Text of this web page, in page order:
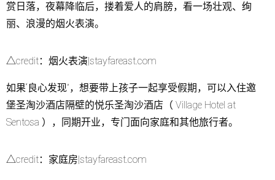
赏日落，夜幕降临后，搂着爱人的肩膀，看一场壮观、绚
丽、浪漫的烟火表演。
△credit：烟火表演|stayfareast.com
如果“良心发现”，想要带上孩子一起享受假期，可以入住邀
堡圣淘沙酒店隔壁的悦乐圣淘沙酒店（ Village Hotel at
Sentosa ），同期开业，专门面向家庭和其他旅行者。
△credit：家庭房|stayfareast.com